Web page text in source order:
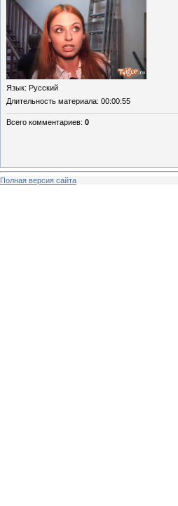
Язык: Русский
Длительность материала: 00:00:55
Всего комментариев: 0
Полная версия сайта